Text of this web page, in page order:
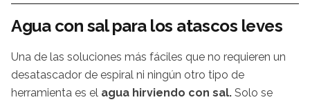
Agua con sal para los atascos leves
Una de las soluciones más fáciles que no requieren un
desatascador de espiral ni ningún otro tipo de
herramienta es el agua hirviendo con sal. Solo se